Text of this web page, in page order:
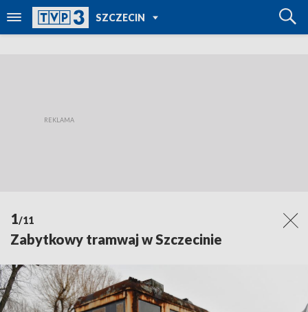
SZCZECIN
TVP REGIONY
1/11
Zabytkowy tramwaj w Szczecinie